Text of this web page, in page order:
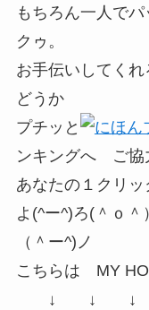
もちろん一人で
クゥ。
お手伝いしてくれ
どうか
プチッと
ンキングへ ご協
あなたの１クリッ
よ(^ー^)ろ(＾ｏ
（＾ー^)ノ
こちらは MY
↓ ↓ ↓